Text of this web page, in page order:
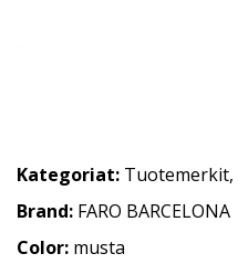
Kategoriat: Tuotemerkit,
Brand: FARO BARCELONA
Color: musta